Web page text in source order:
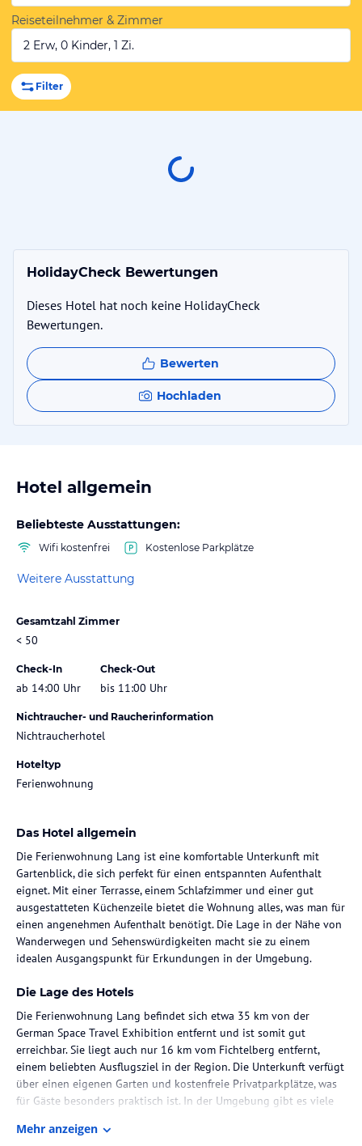
Reiseteilnehmer & Zimmer
2 Erw, 0 Kinder, 1 Zi.
Filter
HolidayCheck Bewertungen
Dieses Hotel hat noch keine HolidayCheck
Bewertungen.
Bewerten
Hochladen
Hotel allgemein
Beliebteste Ausstattungen:
Wifi kostenfrei Kostenlose Parkplätze
Weitere Ausstattung
Gesamtzahl Zimmer
< 50
Check-In
ab 14:00 Uhr
Check-Out
bis 11:00 Uhr
Nichtraucher- und Raucherinformation
Nichtraucherhotel
Hoteltyp
Ferienwohnung
Das Hotel allgemein
Die Ferienwohnung Lang ist eine komfortable Unterkunft mit
Gartenblick, die sich perfekt für einen entspannten Aufenthalt
eignet. Mit einer Terrasse, einem Schlafzimmer und einer gut
ausgestatteten Küchenzeile bietet die Wohnung alles, was man für
einen angenehmen Aufenthalt benötigt. Die Lage in der Nähe von
Wanderwegen und Sehenswürdigkeiten macht sie zu einem
idealen Ausgangspunkt für Erkundungen in der Umgebung.
Die Lage des Hotels
Die Ferienwohnung Lang befindet sich etwa 35 km von der
German Space Travel Exhibition entfernt und ist somit gut
erreichbar. Sie liegt auch nur 16 km vom Fichtelberg entfernt,
einem beliebten Ausflugsziel in der Region. Die Unterkunft verfügt
über einen eigenen Garten und kostenfreie Privatparkplätze, was
für Gäste besonders praktisch ist. In der Umgebung gibt es viele
Marktkolonnade sind ebenfalls einen Besuch wert. Der
Mehr anzeigen